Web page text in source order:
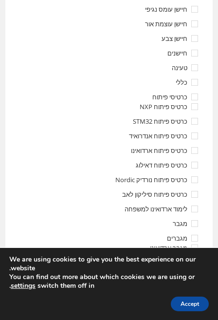
חיישן עומס נגיפי
חיישן עוצמת אור
חיישן צבע
חיישנים
טעינה
כללי
כרטיסי פיתוח
כרטיס פיתוח NXP
כרטיס פיתוח STM32
כרטיס פיתוח אנדרואיד
כרטיס פיתוח ארדואינו
כרטיס פיתוח דאילוג
כרטיס פיתוח נורדיק Nordic
כרטיס פיתוח סיליקון לאב
לימוד ארדואינו למשפחה
מגבר
מגברים
מגבר ארדואינו
מיתוג
מנועים
סרבו
We are using cookies to give you the best experience on our
website.
You can find out more about which cookies we are using or
switch them off in
settings
.
Accept